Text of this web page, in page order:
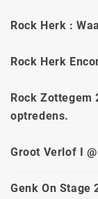
Rock Herk :
Rock Herk
Rock
optredens.
Groot Verlof I
Genk On Stage